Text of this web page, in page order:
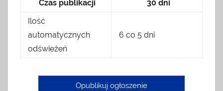
Czas publikacji
30 dni
Ilość
automatycznych
odświeżeń
6 co 5 dni
Opublikuj ogłoszenie